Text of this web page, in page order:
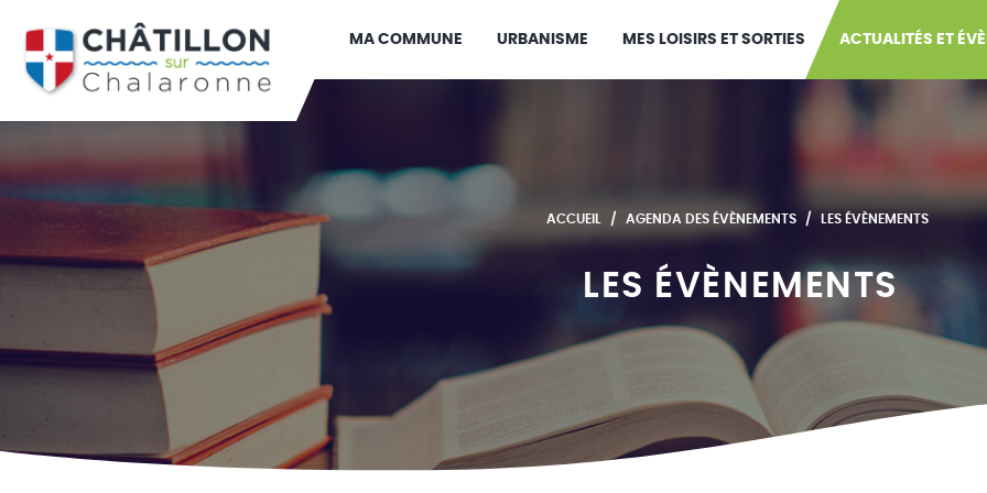
MA COMMUNE URBANISME MES LOISIRS ET SORTIES ACTUALITÉS ET
ACCUEIL AGENDA DES ÉVÈNEMENTS LES ÉVÈNEMENTS
LES ÉVÈNEMENTS